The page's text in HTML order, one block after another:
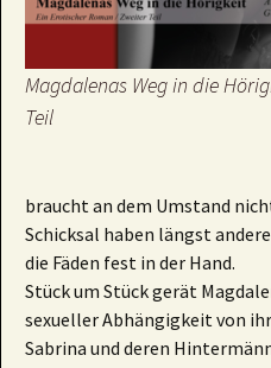
Magdalenas Weg in die
Teil
braucht an dem Umstand
Schicksal haben längst
die Fäden fest in der Hand.
Stück um Stück gerät
sexueller Abhängigkeit von
Sabrina und deren